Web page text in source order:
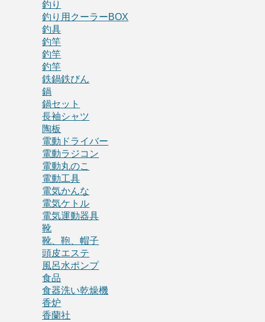
釣り
釣り用クーラーBOX
釣具
釣竿
釣竿
釣竿
鉄鍋鉄びん
鍋
鍋セット
長袖シャツ
陶板
電動ドライバー
電動ラジコン
電動丸のこ
電動工具
電気かんな
電気ケトル
電気運動器具
靴
靴、鞄、帽子
頭皮エステ
風呂水ポンプ
食品
食器洗い乾燥機
香炉
香蘭社